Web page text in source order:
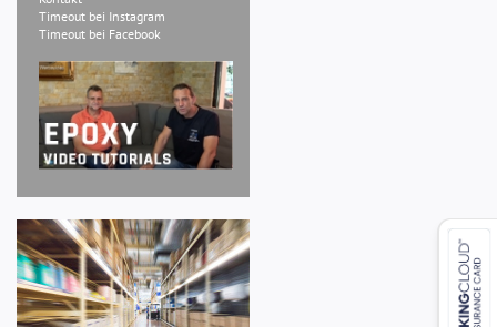
Timeout bei Instagram
Timeout bei Facebook